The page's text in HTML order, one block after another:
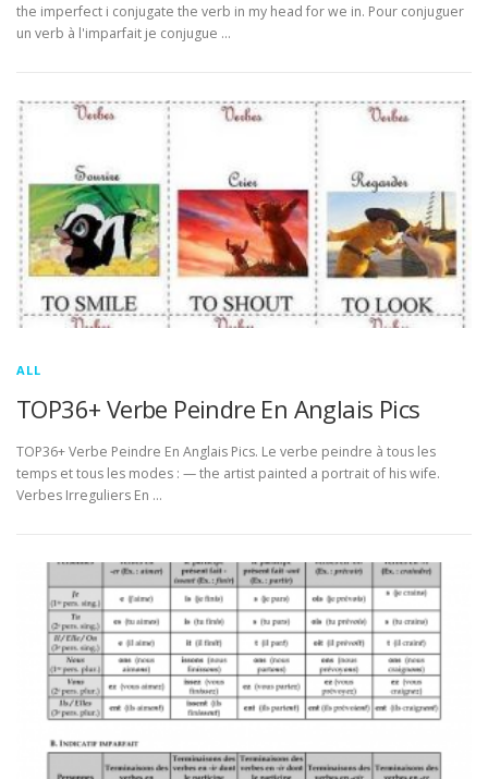
the imperfect i conjugate the verb in my head for we in. Pour conjuguer
un verb à l'imparfait je conjugue …
ALL
TOP36+ Verbe Peindre En Anglais Pics
TOP36+ Verbe Peindre En Anglais Pics. Le verbe peindre à tous les
temps et tous les modes : — the artist painted a portrait of his wife.
Verbes Irreguliers En …